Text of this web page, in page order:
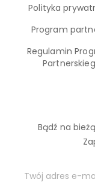
Polityka
Program
Regulamin
Bądź na